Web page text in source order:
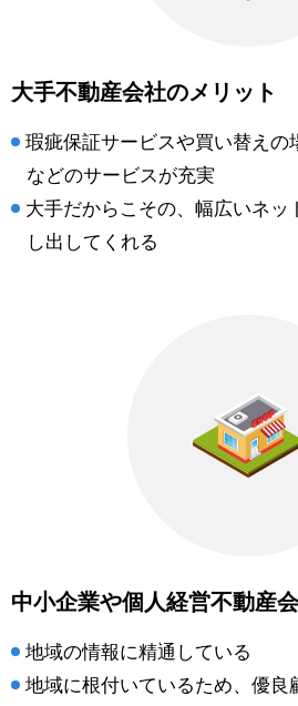
大手不動産会社のメリット
瑕疵保証サービスや買い替えの
などのサービスが充実
大手だからこその、幅広いネッ
し出してくれる
中小企業や個人経営不動産
地域の情報に精通している
地域に根付いているため、優良